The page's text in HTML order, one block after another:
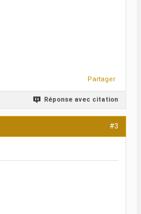
Partager
Réponse avec citation
#3